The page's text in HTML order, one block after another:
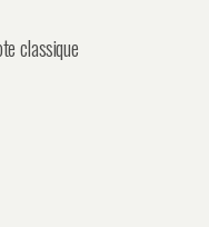
classique